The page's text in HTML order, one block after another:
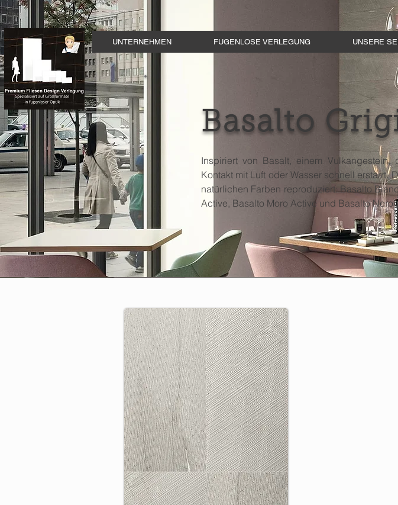
UNTERNEHMEN FUGENLOSE VERLEGUNG UNSERE
Basalto
Inspiriert von Basalt, einem
Kontakt mit Luft oder Wasser schnell erstarrt.
natürlichen Farben reproduziert: Basalto
Active, Basalto Moro Active und Basalto Nero